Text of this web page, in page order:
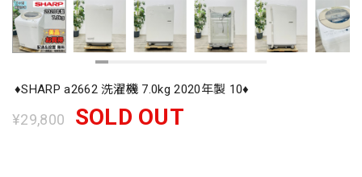
♦️SHARP a2662 洗濯機 7.0kg 2020年製 10♦️
¥29,800 SOLD OUT